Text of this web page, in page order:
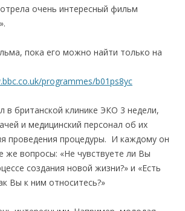
очень интересный фильм
пока его можно найти только на
programmes/b01ps8yc
в британской клинике ЭКО 3 недели,
и медицинский персонал об их
проведения процедуры. И каждому он
же вопросы: «Не чувствуете ли Вы
создания новой жизни?» и «Есть
Вы к ним относитесь?»